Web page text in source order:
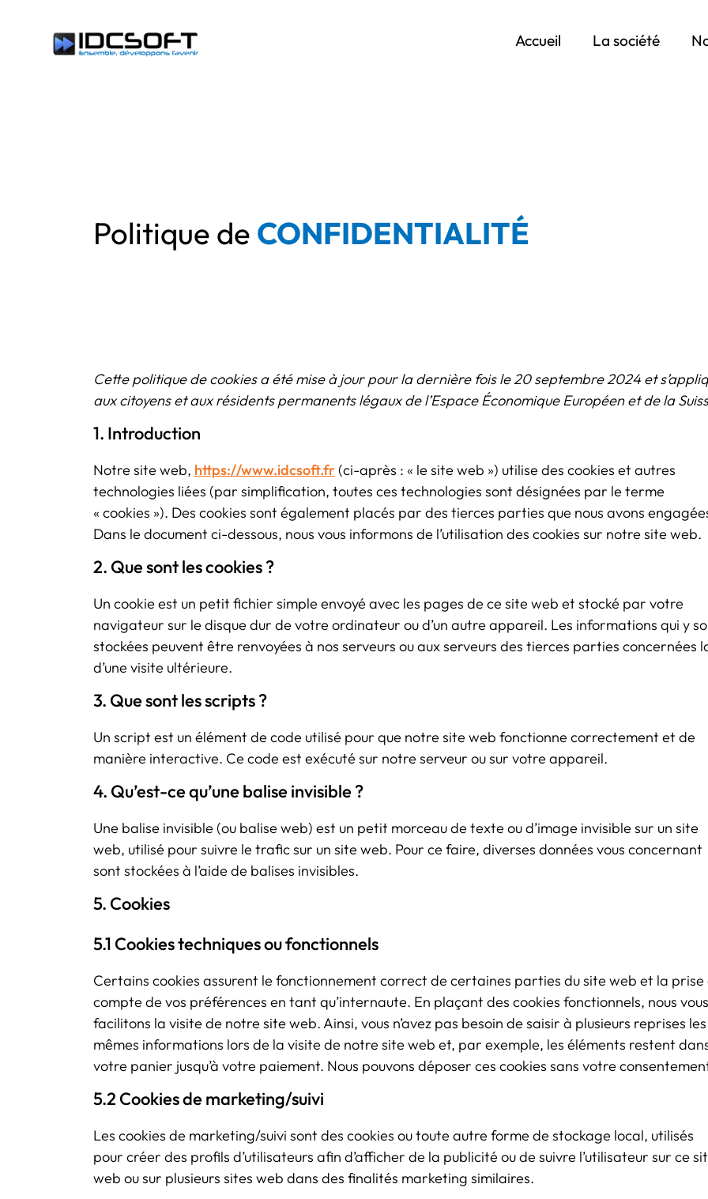
Accueil La société
Politique de CONFIDENTIALITÉ
Cette politique de cookies a été mise à jour pour la dernière fois le 20 septembre 2024 et
aux citoyens et aux résidents permanents légaux de l’Espace Économique Européen et de la
1. Introduction
Notre site web, https://www.idcsoft.fr(ci-après : « le site web ») utilise des cookies et autres
technologies liées (par simplification, toutes ces technologies sont désignées par le terme
« cookies »). Des cookies sont également placés par des tierces parties que nous avons
Dans le document ci-dessous, nous vous informons de l’utilisation des cookies sur notre site web.
2. Que sont les cookies ?
Un cookie est un petit fichier simple envoyé avec les pages de ce site web et stocké par votre
navigateur sur le disque dur de votre ordinateur ou d’un autre appareil. Les informations qui y
stockées peuvent être renvoyées à nos serveurs ou aux serveurs des tierces parties concernées
d’une visite ultérieure.
3. Que sont les scripts ?
Un script est un élément de code utilisé pour que notre site web fonctionne correctement et de
manière interactive. Ce code est exécuté sur notre serveur ou sur votre appareil.
4. Qu’est-ce qu’une balise invisible ?
Une balise invisible (ou balise web) est un petit morceau de texte ou d’image invisible sur un site
web, utilisé pour suivre le trafic sur un site web. Pour ce faire, diverses données vous concernant
sont stockées à l’aide de balises invisibles.
5. Cookies
5.1 Cookies techniques ou fonctionnels
Certains cookies assurent le fonctionnement correct de certaines parties du site web et la prise
compte de vos préférences en tant qu’internaute. En plaçant des cookies fonctionnels, nous vous
facilitons la visite de notre site web. Ainsi, vous n’avez pas besoin de saisir à plusieurs reprises les
mêmes informations lors de la visite de notre site web et, par exemple, les éléments restent
votre panier jusqu’à votre paiement. Nous pouvons déposer ces cookies sans votre
5.2 Cookies de marketing/suivi
Les cookies de marketing/suivi sont des cookies ou toute autre forme de stockage local, utilisés
pour créer des profils d’utilisateurs afin d’afficher de la publicité ou de suivre l’utilisateur sur ce
web ou sur plusieurs sites web dans des finalités marketing similaires.